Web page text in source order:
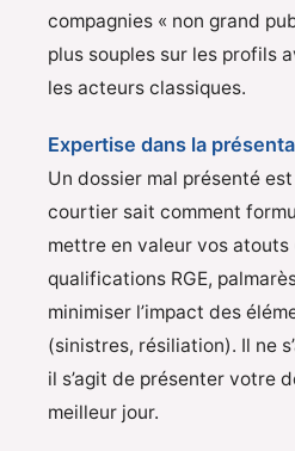
compagnies « non grand
plus souples sur les profils
les acteurs classiques.
Expertise dans la
Un dossier mal présenté
courtier sait comment
mettre en valeur vos atouts
qualifications RGE,
minimiser l’impact des
(sinistres, résiliation). Il ne
il s’agit de présenter votre
meilleur jour.